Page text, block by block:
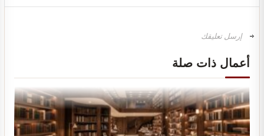
أعمال ذات صلة
تصميم ديكور محل ألعاب أطفال مودرن